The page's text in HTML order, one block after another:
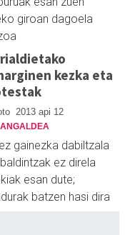
giroan dagoela
kezka eta
2013 api 12
gainezka dabiltzala
ez direla
esan dute;
batzen hasi dira